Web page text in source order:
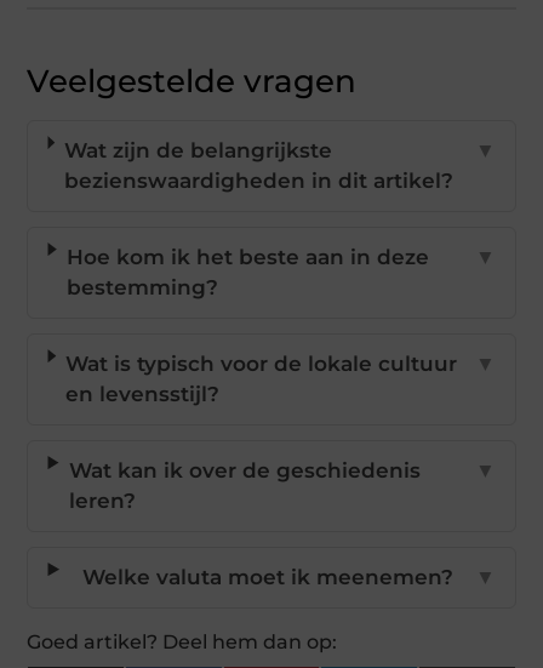
Veelgestelde vragen
Wat zijn de belangrijkste
bezienswaardigheden in dit artikel?
▼
Hoe kom ik het beste aan in deze
bestemming?
▼
Wat is typisch voor de lokale cultuur
en levensstijl?
▼
Wat kan ik over de geschiedenis
leren?
▼
Welke valuta moet ik meenemen? ▼
Goed artikel? Deel hem dan op: